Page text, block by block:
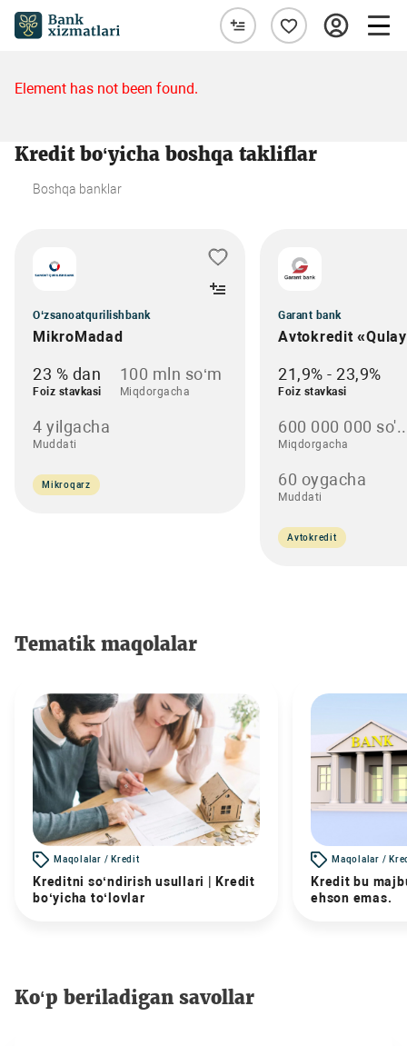
Element has not been found.
Kredit bo‘yicha boshqa takliflar
Boshqa banklar
O‘zsanoatqurilishbank
MikroMadad
23 % dan
Foiz stavkasi
100 mln so‘m
Miqdorgacha
4 yilgacha
Muddati
Mikroqarz
Garant bank
Avtokredit
21,9% - 23,9%
Foiz stavkasi
600 000 000
Miqdorgacha
60 oygacha
Muddati
Avtokredit
Tematik maqolalar
Maqolalar / Kredit
Kreditni so‘ndirish usullari | Kredit
bo‘yicha to‘lovlar
Maqolalar /
Kredit bu
ehson emas.
Ko‘p beriladigan savollar